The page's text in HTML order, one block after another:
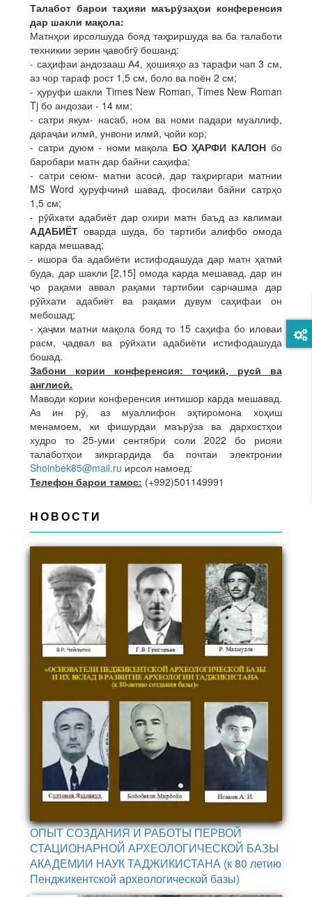
Талабот барои таҳияи маърӯзаҳои конференсия
дар шакли мақола:
Матнҳои ирсолшуда бояд таҳриршуда ва ба талаботи
техникии зерин ҷавобгӯ бошанд:
- саҳифаи андозааш А4, ҳошияҳо аз тарафи чап 3 см,
аз чор тараф рост 1,5 см, боло ва поён 2 см;
- ҳуруфи шакли Times New Roman, Times New Roman
Tj бо андозаи - 14 мм;
- сатри якум- насаб, ном ва номи падари муаллиф,
дараҷаи илмӣ, унвони илмӣ, ҷойи кор;
- сатри дуюм - номи мақола БО ҲАРФИ КАЛОНбо
баробари матн дар байни саҳифа;
- сатри сеюм- матни асосӣ, дар таҳриргари матнии
MS Word ҳуруфчинӣ шавад, фосилаи байни сатрҳо
1,5 см;
- рӯйхати адабиёт дар охири матн баъд аз калимаи
АДАБИЁТ оварда шуда, бо тартиби алифбо омода
карда мешавад;
- ишора ба адабиёти истифодашуда дар матн ҳатмӣ
буда, дар шакли [2,15] омода карда мешавад, дар ин
ҷо рақами аввал рақами тартибии сарчашма дар
рӯйхати адабиёт ва рақами дувум саҳифаи он
мебошад;
- ҳаҷми матни мақола бояд то 15 саҳифа бо иловаи
расм, ҷадвал ва рӯйхати адабиёти истифодашуда
бошад.
Забони кории конференсия: тоҷикӣ, русӣ ва
англисӣ.
Маводи кории конференсия интишор карда мешавад.
Аз ин рӯ, аз муаллифон эҳтиромона хоҳиш
менамоем, ки фишурдаи маърӯза ва дархостҳои
худро то 25-уми сентябри соли 2022 бо риояи
талаботҳои зикргардида ба почтаи электронии
Shoinbek85@mail.ru ирсол намоед:
Телефон барои тамос: (+992)501149991
НОВОСТИ
ОПЫТ СОЗДАНИЯ И РАБОТЫ ПЕРВОЙ
СТАЦИОНАРНОЙ АРХЕОЛОГИЧЕСКОЙ БАЗЫ
АКАДЕМИИ НАУК ТАДЖИКИСТАНА (к 80 летию
Пенджикентской археологической базы)